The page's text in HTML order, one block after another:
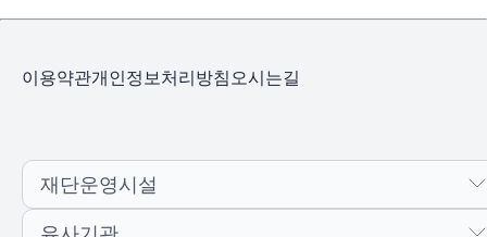
이용약관개인정보처리방침오시는길
재단운영시설